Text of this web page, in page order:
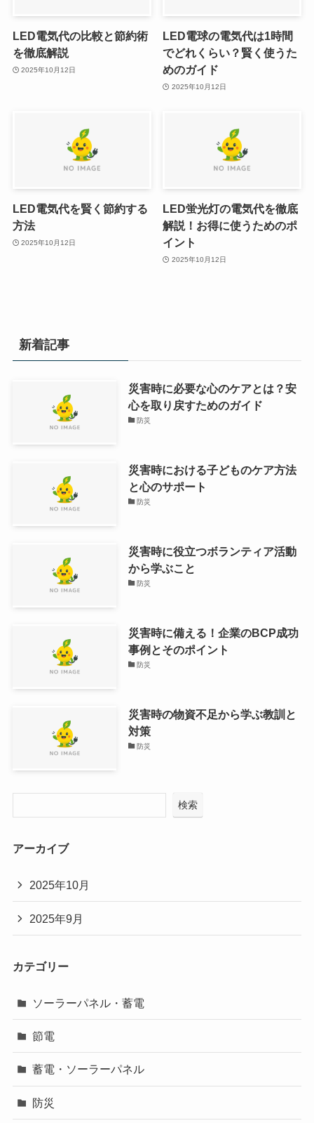
LED電気代の比較と節約術
を徹底解説
2025年10月12日
LED電球の電気代は1時間
でどれくらい？賢く使うた
めのガイド
2025年10月12日
LED電気代を賢く節約する
方法
2025年10月12日
LED蛍光灯の電気代を徹底
解説！お得に使うためのポ
イント
2025年10月12日
新着記事
災害時に必要な心のケアとは？安
心を取り戻すためのガイド
防災
災害時における子どものケア方法
と心のサポート
防災
災害時に役立つボランティア活動
から学ぶこと
防災
災害時に備える！企業のBCP成功
事例とそのポイント
防災
災害時の物資不足から学ぶ教訓と
対策
防災
検索
アーカイブ
2025年10月
2025年9月
カテゴリー
ソーラーパネル・蓄電
節電
蓄電・ソーラーパネル
防災